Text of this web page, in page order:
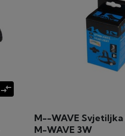
compare_arrows
M--WAVE Svjetiljka
M-WAVE 3W